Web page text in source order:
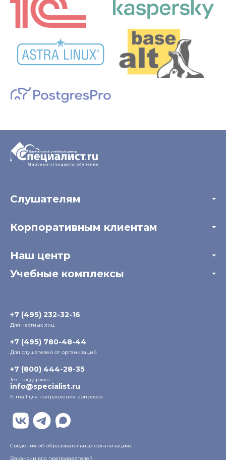
Учебные комплексы
Радио
ул. Радио, д.24, корпус 1, 2-й подъезд, 2-й этаж
ул. Воронцовская, д. 35Б, корп.2, 5-й этаж
Бауманский
ул. Бауманская, д. 6, стр. 2, бизнес-центр «Виктория
Плаза», 4-й этаж
Слушателям
Мастер-классы и вебинары
Корпоративным клиентам
Отзывы компаний
Наш центр
Информация о центре
+7 (495) 232-32-16
Для частных лиц
+7 (495) 780-48-44
Для слушателей от организаций
+7 (800) 444-28-35
Тех. поддержка
info@specialist.ru
E-mail для направления вопросов
Сведения об образовательных организациях
Вакансии для преподавателей